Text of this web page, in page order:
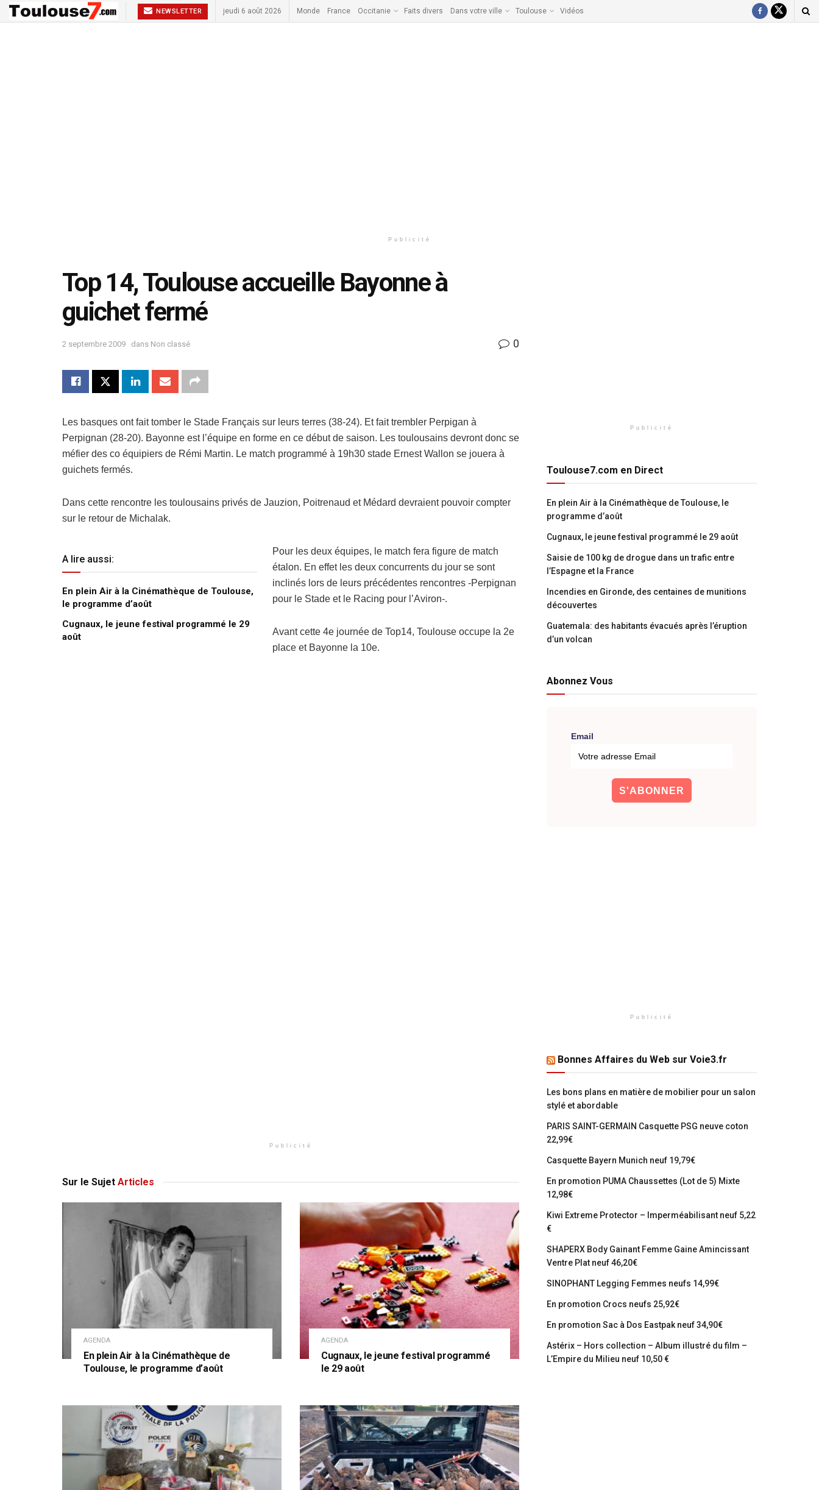
NEWSLETTER jeudi 6 août 2026 Monde France Occitanie Faits divers Dans votre ville Toulouse Vidéos
Publicité
Top 14, Toulouse accueille Bayonne à
guichet fermé
2 septembre 2009 dans Non classé 0
Les basques ont fait tomber le Stade Français sur leurs terres (38-24). Et fait trembler Perpigan à
Perpignan (28-20). Bayonne est l’équipe en forme en ce début de saison. Les toulousains devront donc se
méfier des co équipiers de Rémi Martin. Le match programmé à 19h30 stade Ernest Wallon se jouera à
guichets fermés.
Dans cette rencontre les toulousains privés de Jauzion, Poitrenaud et Médard devraient pouvoir compter
sur le retour de Michalak.
A lire aussi:
En plein Air à la Cinémathèque de Toulouse,
le programme d’août
Cugnaux, le jeune festival programmé le 29
août
Pour les deux équipes, le match fera figure de match
étalon. En effet les deux concurrents du jour se sont
inclinés lors de leurs précédentes rencontres -Perpignan
pour le Stade et le Racing pour l’Aviron-.
Avant cette 4e journée de Top14, Toulouse occupe la 2e
place et Bayonne la 10e.
Publicité
Sur le Sujet Articles
AGENDA
En plein Air à la Cinémathèque de
Toulouse, le programme d’août
AGENDA
Cugnaux, le jeune festival programmé
le 29 août
Publicité
Toulouse7.com en Direct
En plein Air à la Cinémathèque de Toulouse, le
programme d’août
Cugnaux, le jeune festival programmé le 29 août
Saisie de 100 kg de drogue dans un trafic entre
l’Espagne et la France
Incendies en Gironde, des centaines de munitions
découvertes
Guatemala: des habitants évacués après l’éruption
d’un volcan
Abonnez Vous
Email
Publicité
Bonnes Affaires du Web sur Voie3.fr
Les bons plans en matière de mobilier pour un salon
stylé et abordable
PARIS SAINT-GERMAIN Casquette PSG neuve coton
22,99€
Casquette Bayern Munich neuf 19,79€
En promotion PUMA Chaussettes (Lot de 5) Mixte
12,98€
Kiwi Extreme Protector – Imperméabilisant neuf 5,22
€
SHAPERX Body Gainant Femme Gaine Amincissant
Ventre Plat neuf 46,20€
SINOPHANT Legging Femmes neufs 14,99€
En promotion Crocs neufs 25,92€
En promotion Sac à Dos Eastpak neuf 34,90€
Astérix – Hors collection – Album illustré du film –
L’Empire du Milieu neuf 10,50 €